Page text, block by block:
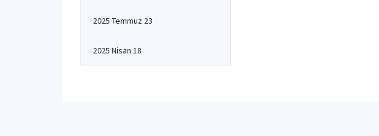
2025 Temmuz 23
2025 Nisan 18